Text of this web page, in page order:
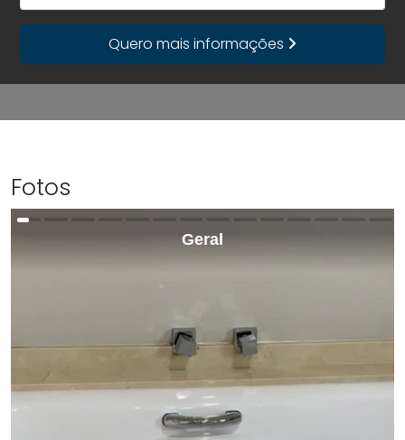
Quero mais informações
Fotos
Geral